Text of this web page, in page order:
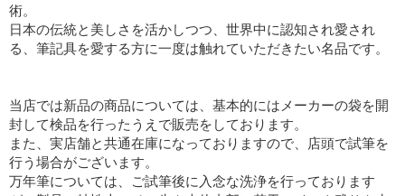
術。
日本の伝統と美しさを活かしつつ、世界中に認知され愛され
る、筆記具を愛する方に一度は触れていただきたい名品です。
当店では新品の商品については、基本的にはメーカーの袋を開
封して検品を行ったうえで販売をしております。
また、実店舗と共通在庫になっておりますので、店頭で試筆を
行う場合がございます。
万年筆については、ご試筆後に入念な洗浄を行っております